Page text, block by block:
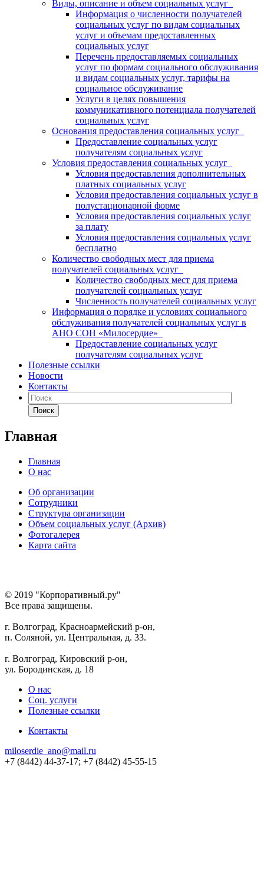
Виды, описание и объем социальных услуг
Информация о численности получателей
социальных услуг по видам социальных
услуг и объемам предоставленных
социальных услуг
Перечень предоставляемых социальных
услуг по формам социального обслуживания
и видам социальных услуг, тарифы на
социальное обслуживание
Услуги в целях повышения
коммуникативного потенциала получателей
социальных услуг
Основания предоставления социальных услуг
Предоставление социальных услуг
получателям социальных услуг
Условия предоставления социальных услуг
Условия предоставления дополнительных
платных социальных услуг
Условия предоставления социальных услуг в
полустационарной форме
Условия предоставления социальных услуг
за плату
Условия предоставления социальных услуг
бесплатно
Количество свободных мест для приема
получателей социальных услуг
Количество свободных мест для приема
получателей социальных услуг
Численность получателей социальных услуг
Информация о порядке и условиях социального
обслуживания получателей социальных услуг в
АНО СОН «Милосердие»
Предоставление социальных услуг
получателям социальных услуг
Полезные ссылки
Новости
Контакты
Поиск
Главная
Главная
О нас
Об организации
Сотрудники
Структура организации
Объем социальных услуг (Архив)
Фотогалерея
Карта сайта
© 2019 "Корпоративный.ру"
Все права защищены.
г. Волгоград, Красноармейский р-он,
п. Соляной, ул. Центральная, д. 33.
г. Волгоград, Кировский р-он,
ул. Бородинская, д. 18
О нас
Соц. услуги
Полезные ссылки
Контакты
miloserdie_ano@mail.ru
+7 (8442) 44-37-17; +7 (8442) 45-55-15